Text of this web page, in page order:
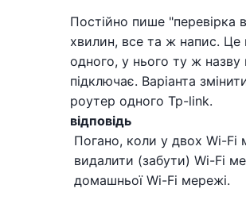
Постійно пише "перевірка
хвилин, все та ж напис.
одного, у нього ту ж
підключає. Варіанта
роутер одного Tp-link.
відповідь
Погано, коли у двох Wi-
видалити (забути) Wi-Fi
домашньої Wi-Fi мережі.